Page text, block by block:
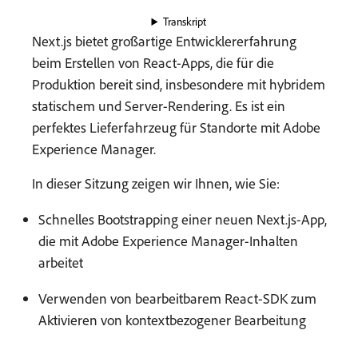
Transkript
Next.js bietet großartige Entwicklererfahrung
beim Erstellen von React-Apps, die für die
Produktion bereit sind, insbesondere mit hybridem
statischem und Server-Rendering. Es ist ein
perfektes Lieferfahrzeug für Standorte mit Adobe
Experience Manager.
In dieser Sitzung zeigen wir Ihnen, wie Sie:
Schnelles Bootstrapping einer neuen Next.js-App,
die mit Adobe Experience Manager-Inhalten
arbeitet
Verwenden von bearbeitbarem React-SDK zum
Aktivieren von kontextbezogener Bearbeitung